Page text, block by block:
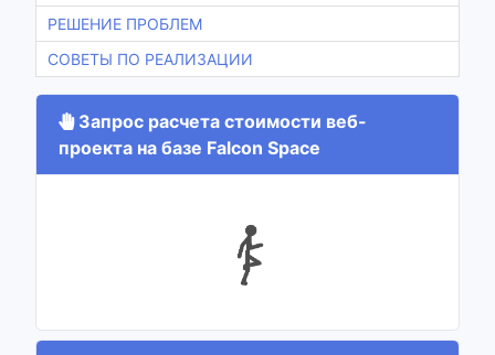
РЕШЕНИЕ ПРОБЛЕМ
СОВЕТЫ ПО РЕАЛИЗАЦИИ
Запрос расчета стоимости веб-
проекта на базе Falcon Space